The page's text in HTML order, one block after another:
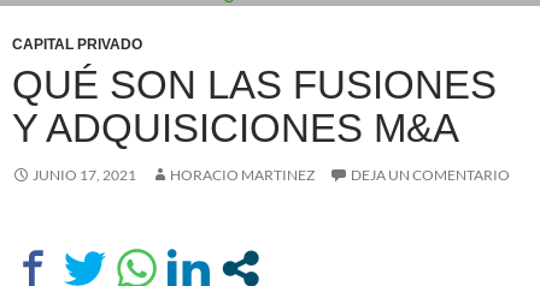
CAPITAL PRIVADO
QUÉ SON LAS FUSIONES
Y ADQUISICIONES M&A
JUNIO 17, 2021 HORACIO MARTINEZ DEJA UN COMENTARIO